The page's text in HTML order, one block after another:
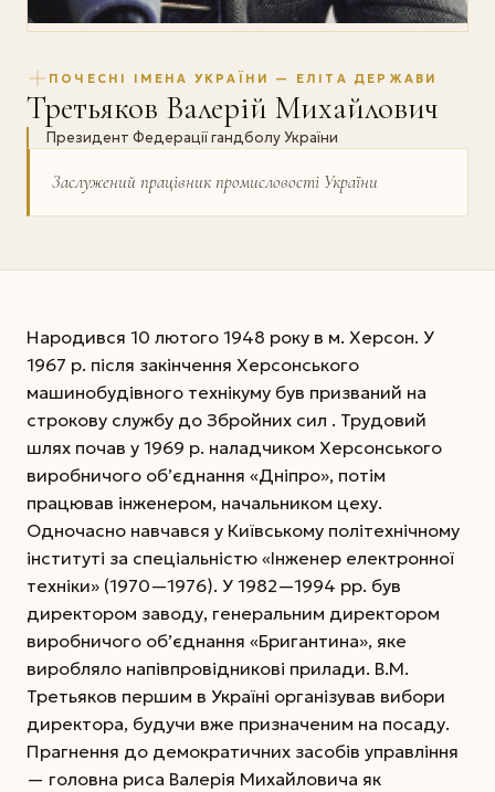
ПОЧЕСНІ ІМЕНА УКРАЇНИ — ЕЛІТА ДЕРЖАВИ
Третьяков Валерій Михайлович
Президент Федерації гандболу України
Заслужений працівник промисловості України
Народився 10 лютого 1948 року в м. Херсон. У
1967 р. після закінчення Херсонського
машинобудівного технікуму був призваний на
строкову службу до Збройних сил . Трудовий
шлях почав у 1969 р. наладчиком Херсонського
виробничого об’єднання «Дніпро», потім
працював інженером, начальником цеху.
Одночасно навчався у Київському політехнічному
інституті за спеціальністю «Інженер електронної
техніки» (1970—1976). У 1982—1994 рр. був
директором заводу, генеральним директором
виробничого об’єднання «Бригантина», яке
виробляло напівпровідникові прилади. В.М.
Третьяков першим в Україні організував вибори
директора, будучи вже призначеним на посаду.
Прагнення до демократичних засобів управління
— головна риса Валерія Михайловича як